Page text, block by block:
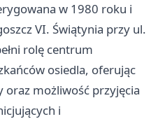
w 1980 roku i
VI. Świątynia przy ul.
rolę centrum
osiedla, oferując
możliwość przyjęcia
i